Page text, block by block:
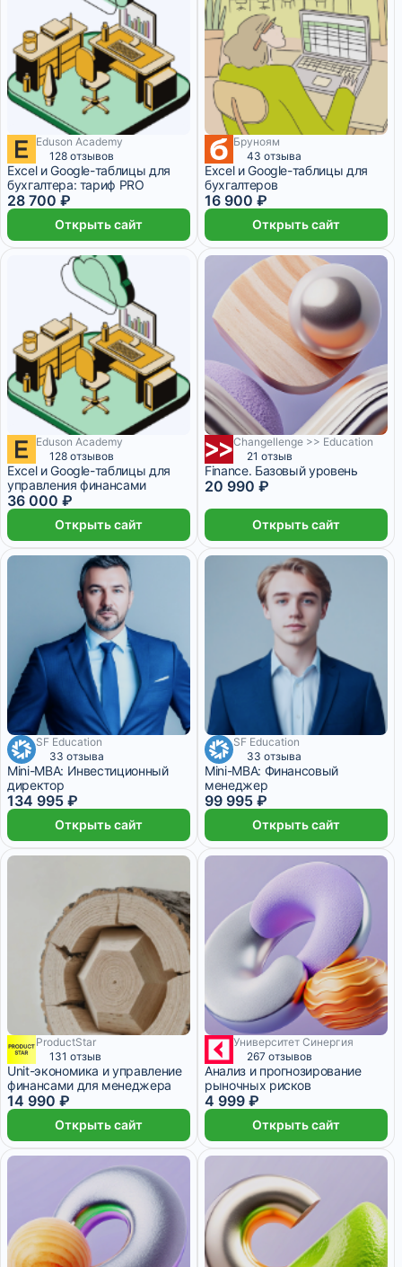
2 391 ₽/мес
Eduson Academy
128 отзывов
Excel и Google-таблицы для
бухгалтера: тариф PRO
28 700 ₽
Открыть сайт
Бруноям
43 отзыва
Excel и Google-таблицы для
бухгалтеров
16 900 ₽
Открыть сайт
3 000 ₽/мес
Eduson Academy
128 отзывов
Excel и Google-таблицы для
управления финансами
36 000 ₽
Открыть сайт
Changellenge >> Education
21 отзыв
Finance. Базовый уровень
20 990 ₽
Открыть сайт
7 499 ₽/мес 10 месяцев
SF Education
33 отзыва
Mini-MBA: Инвестиционный
директор
134 995 ₽
Открыть сайт
5 555 ₽/мес 5 месяцев
SF Education
33 отзыва
Mini-MBA: Финансовый
менеджер
99 995 ₽
Открыть сайт
ProductStar
131 отзыв
Unit-экономика и управление
финансами для менеджера
14 990 ₽
Открыть сайт
1 месяц
Университет Синергия
267 отзывов
Анализ и прогнозирование
рыночных рисков
4 999 ₽
Открыть сайт